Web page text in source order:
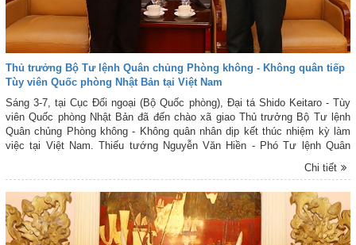
Thủ trưởng Bộ Tư lệnh Quân chủng Phòng không - Không quân tiếp
Tùy viên Quốc phòng Nhật Bản tại Việt Nam
Sáng 3-7, tại Cục Đối ngoại (Bộ Quốc phòng), Đại tá Shido Keitaro - Tùy
viên Quốc phòng Nhật Bản đã đến chào xã giao Thủ trưởng Bộ Tư lệnh
Quân chủng Phòng không - Không quân nhân dịp kết thúc nhiệm kỳ làm
việc tại Việt Nam. Thiếu tướng Nguyễn Văn Hiền - Phó Tư lệnh Quân
Chi tiết